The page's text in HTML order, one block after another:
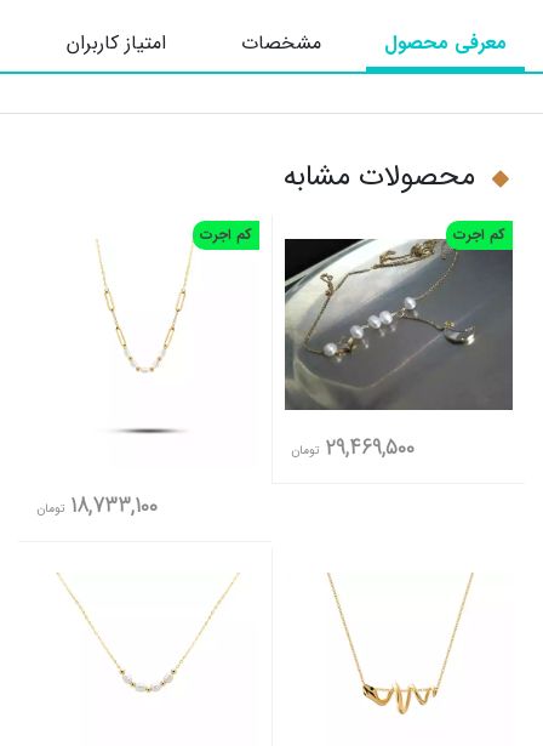
معرفی محصول مشخصات امتیاز کاربران
محصولات مشابه
کم اجرت
29,469,500 تومان
کم اجرت
18,733,100 تومان